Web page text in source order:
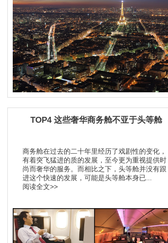
TOP4 这些奢华商务舱不亚于头等舱
商务舱在过去的二十年里经历了戏剧性的变化，
有着突飞猛进的质的发展，至今更为重视提供时
尚而奢华的服务。而相比之下，头等舱并没有跟
进这个快速的发展，可能是头等舱本身已...
阅读全文>>